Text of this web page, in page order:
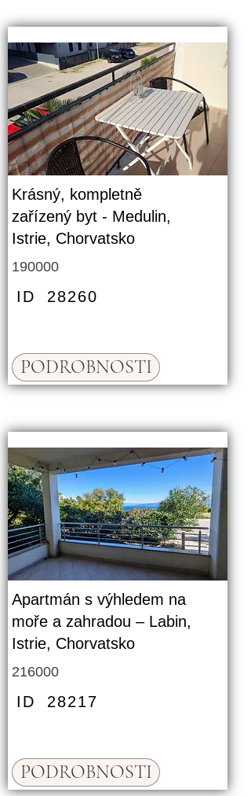
Krásný, kompletně
zařízený byt - Medulin,
Istrie, Chorvatsko
190000
ID 28260
PODROBNOSTI
Apartmán s výhledem na
moře a zahradou – Labin,
Istrie, Chorvatsko
216000
ID 28217
PODROBNOSTI